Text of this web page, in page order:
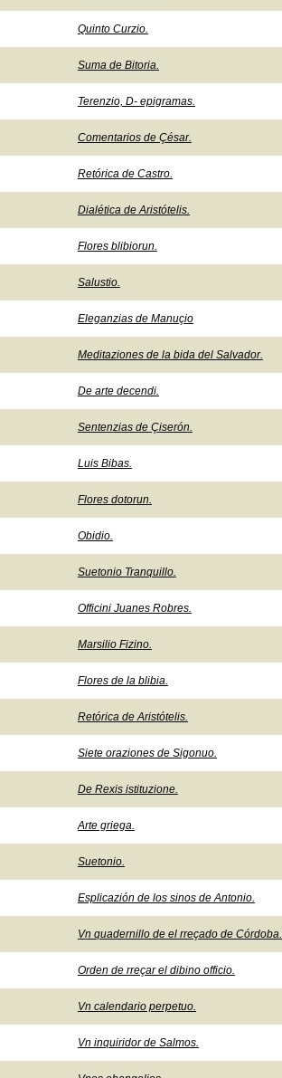
Quinto Curzio.
Suma de Bitoria.
Terenzio, D- epigramas.
Comentarios de Çésar.
Retórica de Castro.
Dialética de Aristótelis.
Flores blibiorun.
Salustio.
Eleganzias de Manuçio
Meditaziones de la bida del Salvador.
De arte decendi.
Sentenzias de Çiserón.
Luis Bibas.
Flores dotorun.
Obidio.
Suetonio Tranquillo.
Officini Juanes Robres.
Marsilio Fizino.
Flores de la blibia.
Retórica de Aristótelis.
Siete oraziones de Sigonuo.
De Rexis istituzione.
Arte griega.
Suetonio.
Esplicazión de los sinos de Antonio.
Vn quadernillo de el rreçado de Córdoba.
Orden de rreçar el dibino officio.
Vn calendario perpetuo.
Vn inquiridor de Salmos.